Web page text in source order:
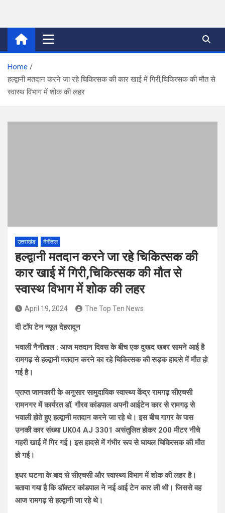
contentthetoptennews.com
Home
हल्द्वानी मतदान करने जा रहे चिकित्सक की कार खाई में गिरी,चिकित्सक की मौत से
स्वास्थ विभाग में शोक की लहर
उत्तराखंड नैनीताल
हल्द्वानी मतदान करने जा रहे चिकित्सक की
कार खाई में गिरी,चिकित्सक की मौत से
स्वास्थ विभाग में शोक की लहर
April 19, 2024 The Top Ten News
दी टॉप टेन न्यूज़ देहरादून
भवाली नैनीताल : आज मतदान दिवस के बीच एक दुखद खबर सामने आई है
रामगढ़ से हल्द्वानी मतदान करने का रहे चिकित्सक की सड़क हादसे में मौत हो
गई है।
प्राप्त जानकारी के अनुसार सामुदायिक स्वास्थ्य केंद्र रामगढ़ सीएचसी
रामनगर में कार्यरत डॉ. गौरव कांडपाल अपनी आईटेन कार से रामगढ़ से
भवाली होते हुए हल्द्वानी मतदान करने जा रहे थे। इस बीच गागर के पास
उनकी कार संख्या UK04 AJ 3301 असंतुलित होकर 200 मीटर नीचे
गहरी खाई में गिर गई। इस हादसे में गंभीर रूप से घायल चिकित्सक की मौत
हो गई।
इधर घटना के बाद से सीएचसी और स्वास्थ्य विभाग में शोक की लहर है।
बताया गया है कि डॉक्टर कांडपाल ने नई आई टेन कार ली थी। जिससे वह
आज रामगढ़ से हल्द्वानी जा रहे थे।